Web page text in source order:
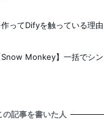
作ってDifyを触っている理
Monkey】一括でシ
の記事を書いた人